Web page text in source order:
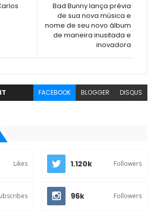
Bad Bunny lança prévia
de sua nova música e
nome de seu novo álbum
de maneira inusitada e
inovadora
FACEBOOK BLOGGER DISQUS
Likes 1.120k Followers
96k Followers